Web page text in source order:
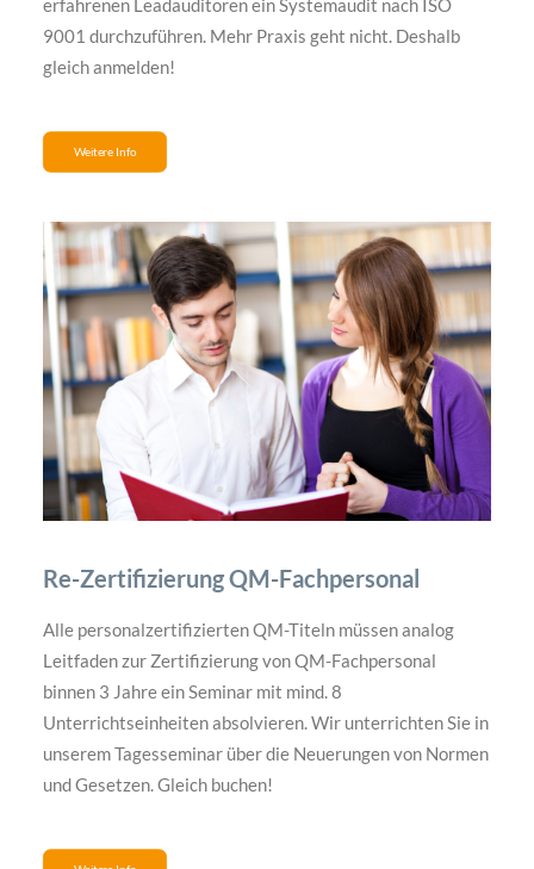
erfahrenen Leadauditoren ein Systemaudit nach ISO
9001 durchzuführen. Mehr Praxis geht nicht. Deshalb
gleich anmelden!
Weitere Info
Re-Zertifizierung QM-Fachpersonal
Alle personalzertifizierten QM-Titeln müssen analog
Leitfaden zur Zertifizierung von QM-Fachpersonal
binnen 3 Jahre ein Seminar mit mind. 8
Unterrichtseinheiten absolvieren. Wir unterrichten Sie in
unserem Tagesseminar über die Neuerungen von Normen
und Gesetzen. Gleich buchen!